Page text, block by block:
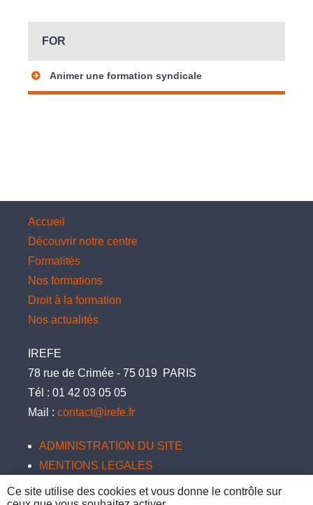
FOR
Animer une formation syndicale
Accueil
Découvrir notre centre
Formalités
Nos formations
Droit à la formation
Nos actualités
IREFE
78 rue de Crimée - 75 019 PARIS
Tél : 01 42 03 05 05
Mail : contact@irefe.fr
ADMINISTRATION DU SITE
MENTIONS LEGALES
INFORMATIONS SUR LES COOKIES
Ce site utilise des cookies et vous donne le contrôle sur